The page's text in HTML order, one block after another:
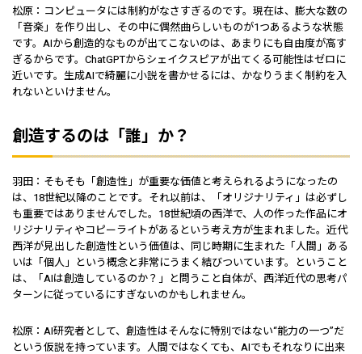
松原：コンピュータには制約がなさすぎるのです。現在は、膨大な数の
「音楽」を作り出し、その中に偶然曲らしいものが1つあるような状態
です。AIから創造的なものが出てこないのは、あまりにも自由度が高す
ぎるからです。ChatGPTからシェイクスピアが出てくる可能性はゼロに
近いです。生成AIで綺麗に小説を書かせるには、かなりうまく制約を入
れないといけません。
創造するのは「誰」か？
羽田：そもそも「創造性」が重要な価値と考えられるようになったの
は、18世紀以降のことです。それ以前は、「オリジナリティ」は必ずし
も重要ではありませんでした。18世紀頃の西洋で、人の作った作品にオ
リジナリティやコピーライトがあるという考え方が生まれました。近代
西洋が見出した創造性という価値は、同じ時期に生まれた「人間」ある
いは「個人」という概念と非常にうまく結びついています。ということ
は、「AIは創造しているのか？」と問うこと自体が、西洋近代の思考パ
ターンに従っているにすぎないのかもしれません。
松原：AI研究者として、創造性はそんなに特別ではない“能力の一つ”だ
という仮説を持っています。人間ではなくても、AIでもそれなりに出来